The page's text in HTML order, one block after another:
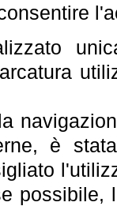
è
possibile,